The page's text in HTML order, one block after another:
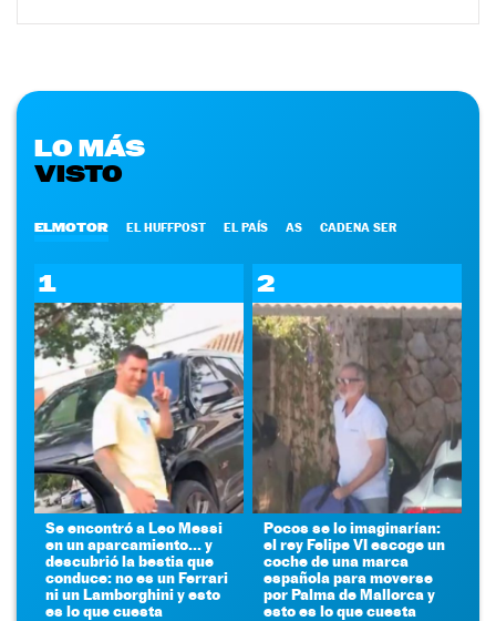
LO MÁS
VISTO
ELMOTOR EL HUFFPOST EL PAÍS AS CADENA SER
1
Se encontró a Leo Messi
en un aparcamiento... y
descubrió la bestia que
conduce: no es un Ferrari
ni un Lamborghini y esto
es lo que cuesta
2
Pocos se lo imaginarían:
el rey Felipe VI escoge un
coche de una marca
española para moverse
por Palma de Mallorca y
esto es lo que cuesta